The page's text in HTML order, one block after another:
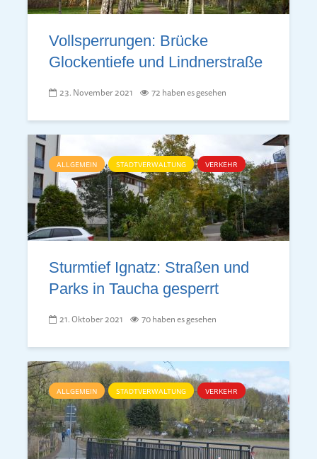
Vollsperrungen: Brücke
Glockentiefe und Lindnerstraße
23. November 2021 72 haben es gesehen
ALLGEMEIN STADTVERWALTUNG VERKEHR
Sturmtief Ignatz: Straßen und
Parks in Taucha gesperrt
21. Oktober 2021 70 haben es gesehen
ALLGEMEIN STADTVERWALTUNG VERKEHR